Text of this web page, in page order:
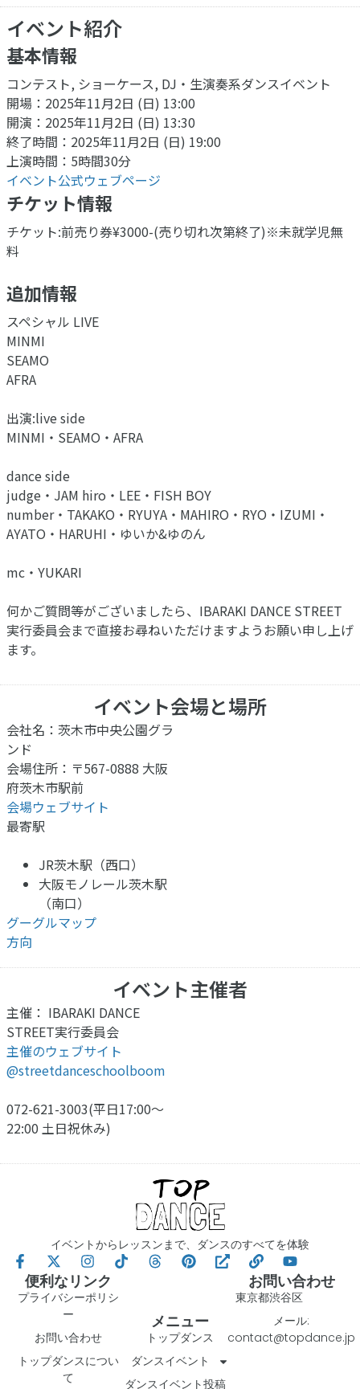
イベント紹介
基本情報
コンテスト, ショーケース, DJ・生演奏系ダンスイベント
開場：2025年11月2日 (日) 13:00
開演：2025年11月2日 (日) 13:30
終了時間：2025年11月2日 (日) 19:00
上演時間：5時間30分
イベント公式ウェブページ
チケット情報
チケット:前売り券¥3000-(売り切れ次第終了)※未就学児無
料
追加情報
スペシャル LIVE
MINMI
SEAMO
AFRA
出演:live side
MINMI・SEAMO・AFRA
dance side
judge・JAM hiro・LEE・FISH BOY
number・TAKAKO・RYUYA・MAHIRO・RYO・IZUMI・
AYATO・HARUHI・ゆいか&ゆのん
mc・YUKARI
何かご質問等がございましたら、IBARAKI DANCE STREET
実行委員会まで直接お尋ねいただけますようお願い申し上げ
ます。
イベント会場と場所
会社名：茨木市中央公園グラ
ンド
会場住所：〒567-0888 大阪
府茨木市駅前
会場ウェブサイト
最寄駅
JR茨木駅（西口）
大阪モノレール茨木駅
（南口）
グーグルマップ
方向
イベント主催者
主催： IBARAKI DANCE
STREET実行委員会
主催のウェブサイト
@streetdanceschoolboom
072-621-3003(平日17:00〜
22:00 土日祝休み)
イベントからレッスンまで、ダンスのすべてを体験
便利なリンク
プライバシーポリシ
ー
お問い合わせ
トップダンスについ
て
メニュー
トップダンス
ダンスイベント
ダンスイベント投稿
お問い合わせ
東京都渋谷区
メール:
contact@topdance.jp